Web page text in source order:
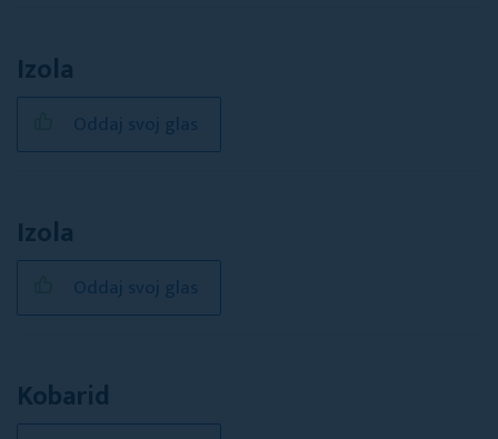
Izola
Oddaj svoj glas
Izola
Oddaj svoj glas
Kobarid